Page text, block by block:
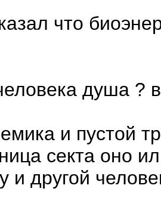
что
душа ?
и пустой
секта оно
и другой